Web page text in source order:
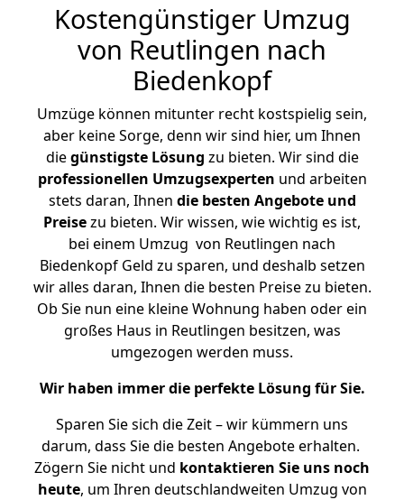
Kostengünstiger Umzug
von Reutlingen nach
Biedenkopf
Umzüge können mitunter recht kostspielig sein,
aber keine Sorge, denn wir sind hier, um Ihnen
diegünstigste Lösung zu bieten. Wir sind die
professionellen Umzugsexperten und arbeiten
stets daran, Ihnen die besten Angebote und
Preisezu bieten. Wir wissen, wie wichtig es ist,
bei einem Umzug von Reutlingen nach
Biedenkopf Geld zu sparen, und deshalb setzen
wir alles daran, Ihnen die besten Preise zu bieten.
Ob Sie nun eine kleine Wohnung haben oder ein
großes Haus in Reutlingen besitzen, was
umgezogen werden muss.
Wir haben immer die perfekte Lösung für Sie.
Sparen Sie sich die Zeit – wir kümmern uns
darum, dass Sie die besten Angebote erhalten.
Zögern Sie nicht und kontaktieren Sie uns noch
heute, um Ihren deutschlandweiten Umzug von